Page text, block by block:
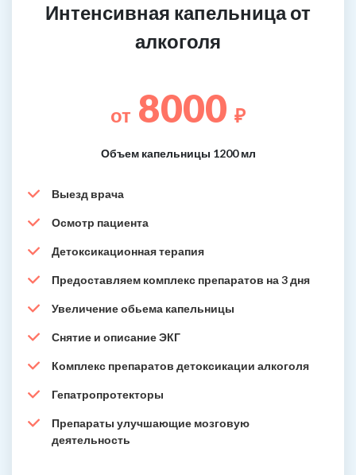
Интенсивная капельница от
алкоголя
от 8000 ₽
Объем капельницы 1200 мл
Выезд врача
Осмотр пациента
Детоксикационная терапия
Предоставляем комплекс препаратов на 3 дня
Увеличение обьема капельницы
Снятие и описание ЭКГ
Комплекс препаратов детоксикации алкоголя
Гепатропротекторы
Препараты улучшающие мозговую
деятельность